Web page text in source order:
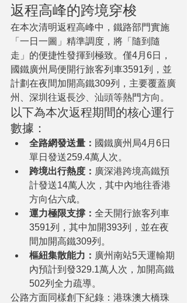
返程高峰的跨境穿梭
在本次清明返程高峰中，鐵路部門實施
「一日一圖」精準調度，將「隨到隨
走」的便捷性發揮到極致。僅4月6日，
國鐵廣州局便開行旅客列車3591列，並
計劃在夜間加開高鐵309列，主要覆蓋廣
州、深圳往返長沙、汕頭等熱門方向。
以下為本次返程期間的核心運行
數據：
全路網發送量： 國鐵廣州局4月6日
單日發送259.4萬人次。
跨境出行熱度： 廣深港跨境高鐵預
計發送14萬人次，其中內地往香港
方向佔六成。
運力極限支撐： 全天開行旅客列車
3591列，其中加開393列，並在夜
間加開高鐵309列。
樞紐集散能力： 廣州南站5天運輸期
內預計到發329.1萬人次，加開高鐵
502列全力疏導。
公路方面同樣創下紀錄：港珠澳大橋珠